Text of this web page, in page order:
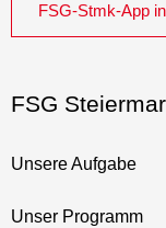
FSG-Stmk-App
FSG
Unsere Aufgabe
Unser Programm